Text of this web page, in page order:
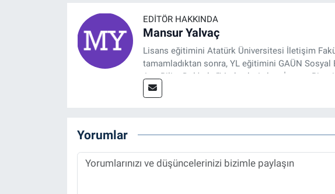
EDITÖR HAKKINDA
Mansur Yalvaç
Lisans eğitimini Atatürk Üniversitesi İletişim
tamamladıktan sonra, YL eğitimini GAÜN
Ana Bilim Dalı'nda “Medyada Anlam İnşası:
2014 yılında başladığı profesyonel kariyerini
Yorumlar